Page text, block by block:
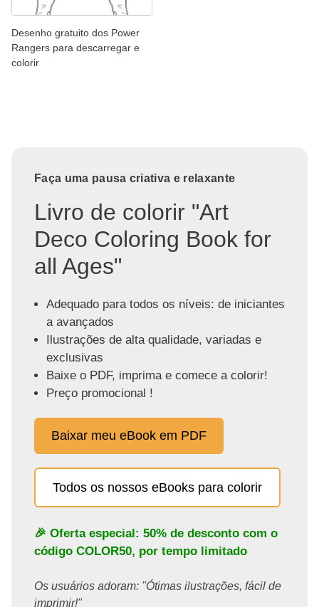
Desenho gratuito dos Power
Rangers para descarregar e
colorir
Faça uma pausa criativa e relaxante
Livro de colorir "Art
Deco Coloring Book for
all Ages"
Adequado para todos os níveis: de iniciantes
a avançados
Ilustrações de alta qualidade, variadas e
exclusivas
Baixe o PDF, imprima e comece a colorir!
Preço promocional !
Baixar meu eBook em PDF
Todos os nossos eBooks para colorir
🎉 Oferta especial: 50% de desconto com o
código COLOR50, por tempo limitado
Os usuários adoram: "Ótimas ilustrações, fácil de
imprimir!"